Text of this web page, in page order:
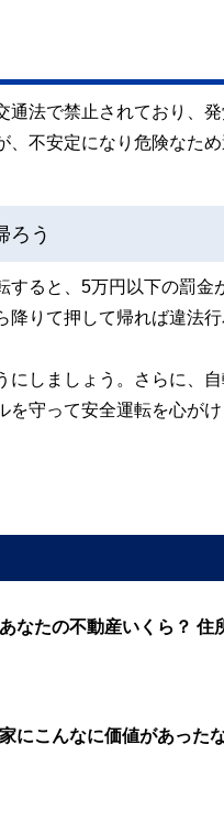
法で禁止されており、
不安定になり危険なため
ろう
すると、5万円以下の罰
りて押して帰れば違法行
にしましょう。さらに、
守って安全運転を心がけ
なたの不動産いくら？
家にこんなに価値があっ